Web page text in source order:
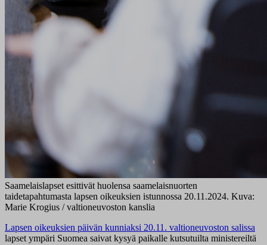
Saamelaislapset esittivät huolensa saamelaisnuorten
taidetapahtumasta lapsen oikeuksien istunnossa 20.11.2024. Kuva:
Marie Krogius / valtioneuvoston kanslia
Lapsen oikeuksien päivän kunniaksi 20.11. valtioneuvoston salissa
lapset ympäri Suomea saivat kysyä paikalle kutsutuilta ministereiltä